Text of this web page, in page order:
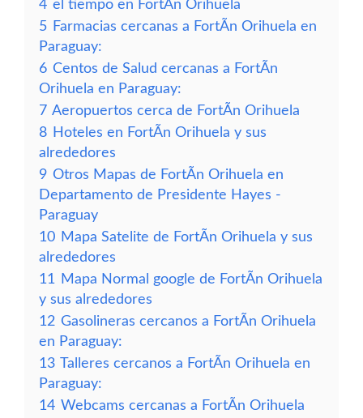
4 el tiempo en FortÃ­n Orihuela
5 Farmacias cercanas a FortÃ­n Orihuela en
Paraguay:
6 Centos de Salud cercanas a FortÃ­n
Orihuela en Paraguay:
7 Aeropuertos cerca de FortÃ­n Orihuela
8 Hoteles en FortÃ­n Orihuela y sus
alrededores
9 Otros Mapas de FortÃ­n Orihuela en
Departamento de Presidente Hayes -
Paraguay
10 Mapa Satelite de FortÃ­n Orihuela y sus
alrededores
11
Mapa Normal google de FortÃ­n Orihuela
y sus alrededores
12 Gasolineras cercanos a FortÃ­n Orihuela
en Paraguay:
13 Talleres cercanos a FortÃ­n Orihuela en
Paraguay:
14 Webcams cercanas a FortÃ­n Orihuela